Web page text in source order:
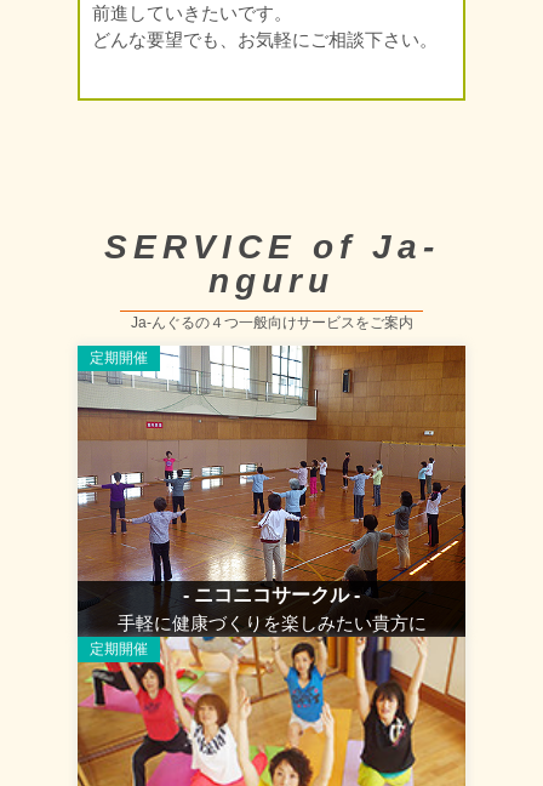
前進していきたいです。
どんな要望でも、お気軽にご相談下さい。
SERVICE of Ja-
nguru
Ja-んぐるの４つ一般向けサービスをご案内
定期開催
- ニコニコサークル -
手軽に健康づくりを楽しみたい貴方に
定期開催